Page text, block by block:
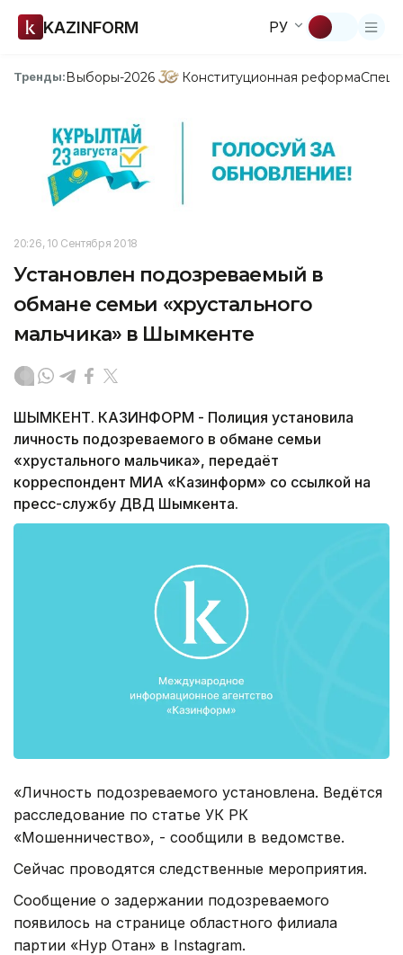
KAZINFORM РУ
Тренды:Выборы-2026 Конституционная реформа
20:26, 10 Сентября 2018
Установлен подозреваемый в
обмане семьи «хрустального
мальчика» в Шымкенте
ШЫМКЕНТ. КАЗИНФОРМ - Полиция установила
личность подозреваемого в обмане семьи
«хрустального мальчика», передаёт
корреспондент МИА «Казинформ» со ссылкой на
пресс-службу ДВД Шымкента.
«Личность подозреваемого установлена. Ведётся
расследование по статье УК РК
«Мошенничество», - сообщили в ведомстве.
Сейчас проводятся следственные мероприятия.
Сообщение о задержании подозреваемого
появилось на странице областного филиала
партии «Нур Отан» в Instagram.